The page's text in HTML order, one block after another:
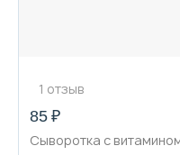
1 отзыв
85 ₽
Сыворотка с